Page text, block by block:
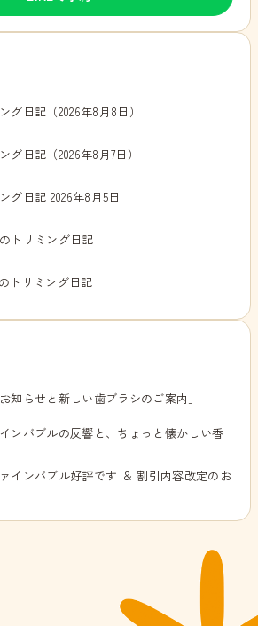
グ日記（2026年8月8日）
グ日記（2026年8月7日）
グ日記 2026年8月5日
トリミング日記
トリミング日記
知らせと新しい歯ブラシのご案内」
ンバブルの反響と、ちょっと懐かしい香
ァインバブル好評です ＆ 割引内容改定のお